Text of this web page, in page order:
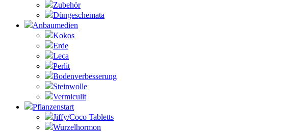
Zubehör
Düngeschemata
Anbaumedien
Kokos
Erde
Leca
Perlit
Bodenverbesserung
Steinwolle
Vermiculit
Pflanzenstart
Jiffy/Coco Tabletts
Wurzelhormon